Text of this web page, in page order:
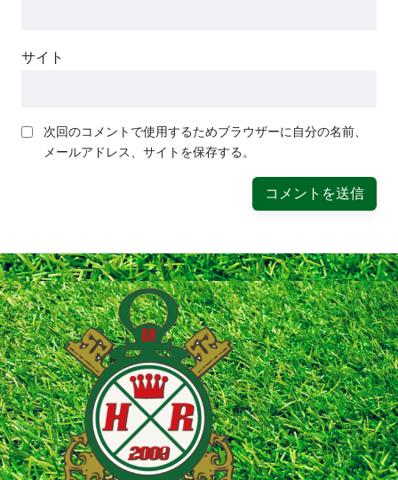
サイト
次回のコメントで使用するためブラウザーに自分の名前、
メールアドレス、サイトを保存する。